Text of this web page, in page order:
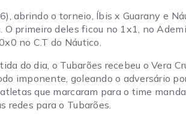
abrindo o torneio, Íbis x Guarany e
O primeiro deles ficou no 1x1, no
no C.T do Náutico.
do dia, o Tubarões recebeu o Vera
imponente, goleando o adversário
que marcaram para o time
redes para o Tubarões.